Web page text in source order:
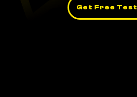
Get Free Test